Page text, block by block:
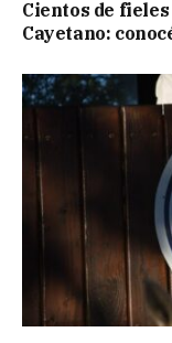
Cientos de
Cayetano: